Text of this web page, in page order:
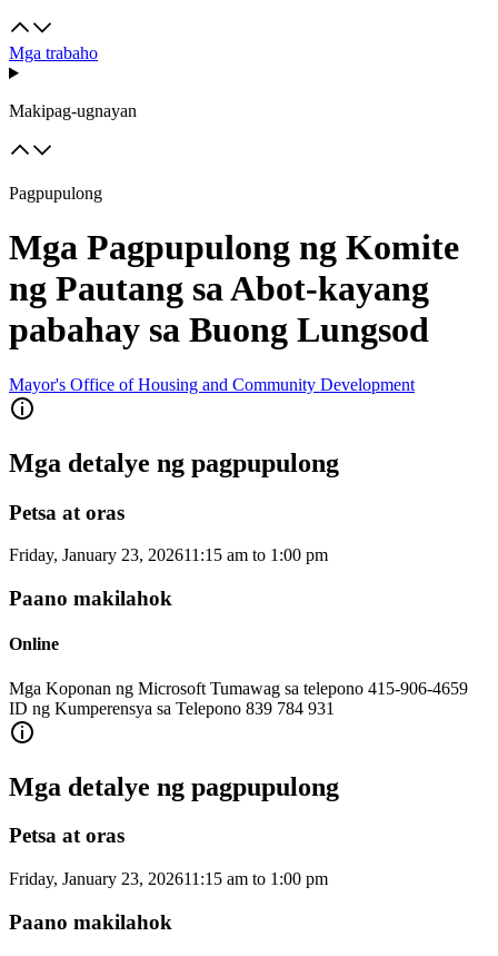
Mga trabaho
Makipag-ugnayan
Pagpupulong
Mga Pagpupulong ng Komite
ng Pautang sa Abot-kayang
pabahay sa Buong Lungsod
Mayor's Office of Housing and Community Development
Mga detalye ng pagpupulong
Petsa at oras
Friday, January 23, 202611:15 am to 1:00 pm
Paano makilahok
Online
Mga Koponan ng Microsoft Tumawag sa telepono 415-906-4659
ID ng Kumperensya sa Telepono 839 784 931
Mga detalye ng pagpupulong
Petsa at oras
Friday, January 23, 202611:15 am to 1:00 pm
Paano makilahok